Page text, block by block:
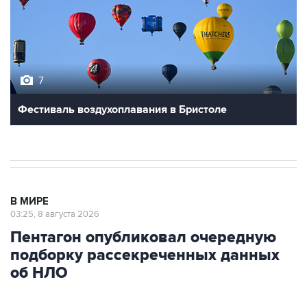
7
Фестиваль воздухоплавания в Бристоле
В МИРЕ
03:25, 8 августа 2026
Пентагон опубликовал очередную
подборку рассекреченных данных
об НЛО